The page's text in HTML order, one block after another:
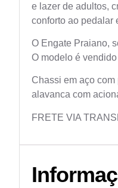
e lazer de adultos,
conforto ao pedalar
O Engate Praiano,
O modelo é
Chassi em aço
alavanca com
FRETE VIA